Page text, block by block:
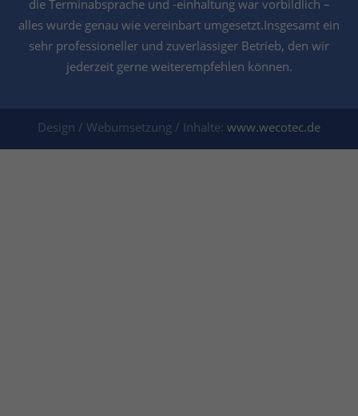
die Terminabsprache und -einhaltung war vorbildlich –
alles wurde genau wie vereinbart umgesetzt.Insgesamt ein
sehr professioneller und zuverlässiger Betrieb, den wir
jederzeit gerne weiterempfehlen können.
Design / Webumsetzung / Inhalte: www.wecotec.de